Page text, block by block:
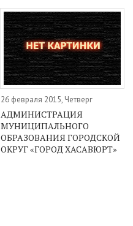
26 февраля 2015, Четверг
АДМИНИСТРАЦИЯ
МУНИЦИПАЛЬНОГО
ОБРАЗОВАНИЯ ГОРОДСКОЙ
ОКРУГ «ГОРОД ХАСАВЮРТ»